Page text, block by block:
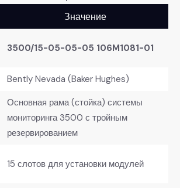
Значение
3500/15-05-05-05 106M1081-01
Bently Nevada (Baker Hughes)
Основная рама (стойка) системы
мониторинга 3500 с тройным
резервированием
15 слотов для установки модулей